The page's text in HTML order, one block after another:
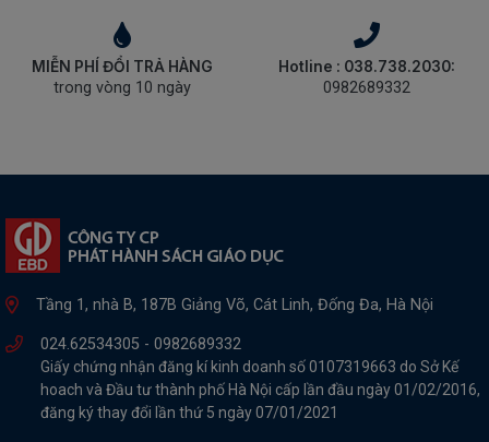
MIỄN PHÍ ĐỔI TRẢ HÀNG
trong vòng 10 ngày
Hotline : 038.738.2030:
0982689332
Tầng 1, nhà B, 187B Giảng Võ, Cát Linh, Đống Đa, Hà Nội
024.62534305 - 0982689332
Giấy chứng nhận đăng kí kinh doanh số 0107319663 do Sở Kế
hoach và Đầu tư thành phố Hà Nội cấp lần đầu ngày 01/02/2016,
đăng ký thay đổi lần thứ 5 ngày 07/01/2021